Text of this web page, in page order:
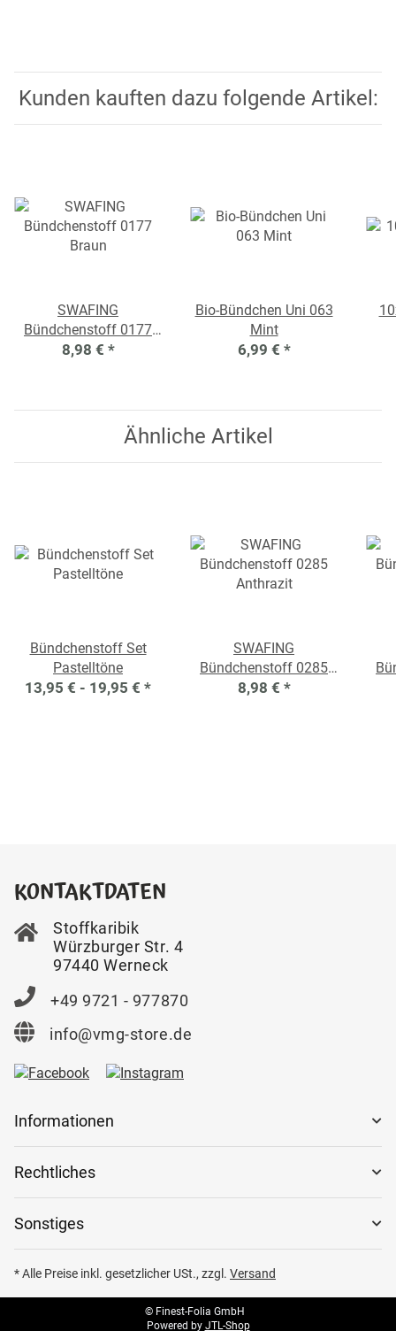
Kunden kauften dazu folgende Artikel:
SWAFING
Bündchenstoff 0177
Braun
8,98 € *
Bio-Bündchen Uni 063
Mint
6,99 € *
Ähnliche Artikel
Bündchenstoff Set
Pastelltöne
13,95 € - 19,95 € *
SWAFING
Bündchenstoff 0285
Anthrazit
8,98 € *
KONTAKTDATEN
Stoffkaribik
Würzburger Str. 4
97440 Werneck
+49 9721 - 977870
info@vmg-store.de
Informationen
Rechtliches
Sonstiges
* Alle Preise inkl. gesetzlicher USt., zzgl. Versand
© Finest-Folia GmbH
Powered by JTL-Shop